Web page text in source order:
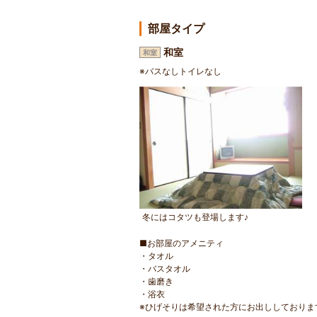
部屋タイプ
和室 和室
※バスなしトイレなし
冬にはコタツも登場します♪
■お部屋のアメニティ
・タオル
・バスタオル
・歯磨き
・浴衣
※ひげそりは希望された方にお出ししておりま